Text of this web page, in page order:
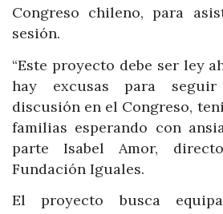
Congreso chileno, para
sesión.
“Este proyecto debe ser ley
hay excusas para
discusión en el Congreso,
familias esperando con
parte Isabel Amor,
Fundación Iguales.
El proyecto busca